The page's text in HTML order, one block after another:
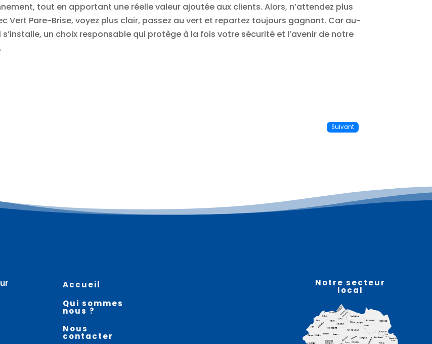
tout en apportant une réelle valeur ajoutée aux clients. Alors, n’attendez plus
Vert Pare-Brise, voyez plus clair, passez au vert et repartez toujours gagnant. Car au-
un choix responsable qui protège à la fois votre sécurité et l’avenir de notre
Suivant
Accueil
Qui sommes
nous ?
Nous
contacter
Notre secteur
local